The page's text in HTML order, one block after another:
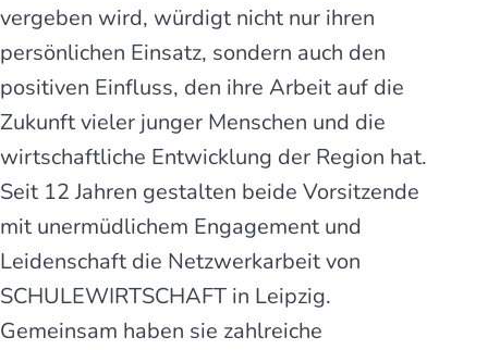
vergeben wird, würdigt nicht nur ihren
persönlichen Einsatz, sondern auch den
positiven Einfluss, den ihre Arbeit auf die
Zukunft vieler junger Menschen und die
wirtschaftliche Entwicklung der Region hat.
Seit 12 Jahren gestalten beide Vorsitzende
mit unermüdlichem Engagement und
Leidenschaft die Netzwerkarbeit von
SCHULEWIRTSCHAFT in Leipzig.
Gemeinsam haben sie zahlreiche